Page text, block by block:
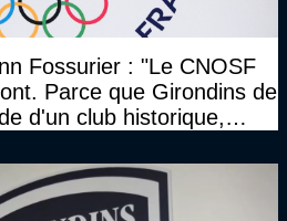
Fossurier : "Le CNOSF
Parce que Girondins de
d'un club historique,